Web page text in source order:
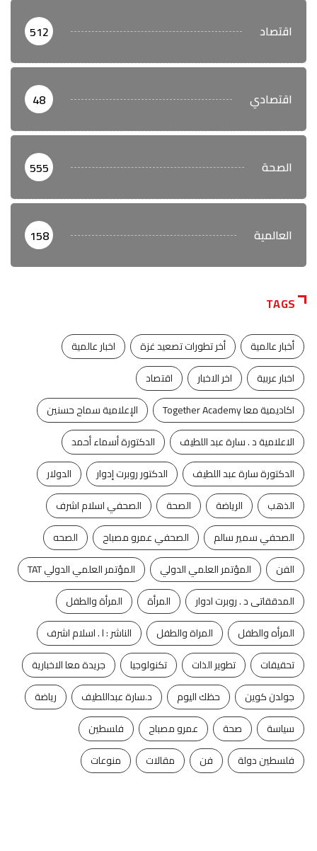
اقتصاد 512
اقتصادي 48
الصحة 555
العالمية 158
TAGS
أخبار عالمية أخر تطورات تصعيد غزة
اخبار عالمية
اخبار عربية
اخر الاخبار
اقتصاد
اكاديمية معا Together Academy
الإعلامية سماح حسنين
الاعلامية د . سارة عبد اللطيف
الدكتورة أسماء أحمد
الدكتورة سارة عبد اللطيف
الدكتور روبرت إدوار
الدولار
الذهب
الرياضة الصحة
الصحفي اسلام اشرف
الصحفي سمير سالم
الصحفي عمرو مصباح
الصحه
الفن
المؤتمر العلمي الدولي
المؤتمر العلمي الدولي TAT
المدققاتى د . روبرت ادوار
المرأة
المرأة والطفل
المرأه والطفل
المراة والطفل
الناشر : ا . اسلام اشرف
تحقيقات
تطوير الذات تكنولوجيا
جريدة معا الاخبارية
جولدن كوين
حظك اليوم د.سارة عبداللطيف
رياضة
سياسة
صحة عمرو مصباح
فلسطين
فلسطين دولة
فن مقالات منوعات